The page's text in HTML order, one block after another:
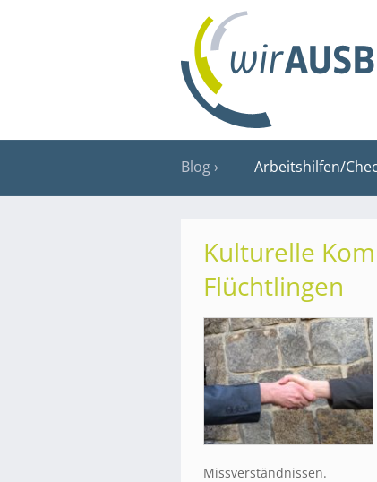
Blog Arbeitshilfen/
Kulturelle
Flüchtlingen
Missverständnissen.